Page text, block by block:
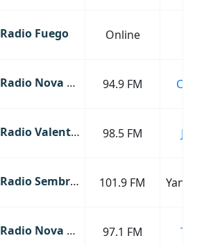
Radio Fuego Online
Radio Nova Chiclayo 94.9 FM
Radio Valentina Perú 98.5 FM
Radio Sembrador 101.9 FM
Radio Nova Viru 97.1 FM